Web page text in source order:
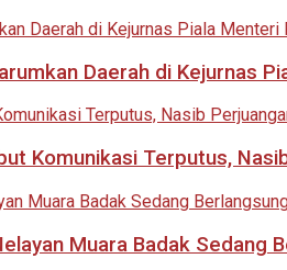
Daerah di Kejurnas
Komunikasi Terputus,
Muara Badak Sedang